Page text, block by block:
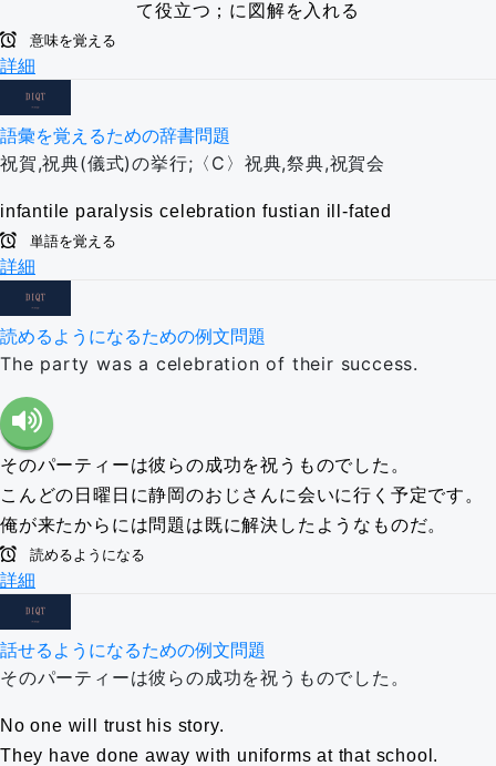
て役立つ；に図解を入れる
意味を覚える
詳細
語彙を覚えるための辞書問題
祝賀,祝典(儀式)の挙行;〈C〉祝典,祭典,祝賀会
infantile paralysis celebration fustian ill-fated
単語を覚える
詳細
読めるようになるための例文問題
The party was a celebration of their success.
そのパーティーは彼らの成功を祝うものでした。
こんどの日曜日に静岡のおじさんに会いに行く予定です。
俺が来たからには問題は既に解決したようなものだ。
読めるようになる
詳細
話せるようになるための例文問題
そのパーティーは彼らの成功を祝うものでした。
No one will trust his story.
They have done away with uniforms at that school.